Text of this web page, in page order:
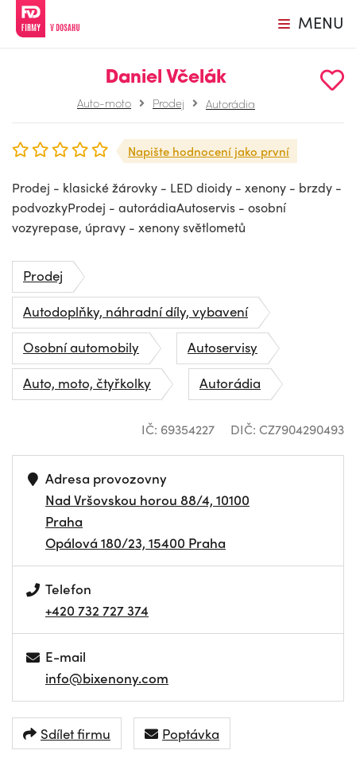
MENU
Daniel Včelák
Auto-moto Prodej Autorádia
Napište hodnocení jako první
Prodej - klasické žárovky - LED dioidy - xenony - brzdy -
podvozkyProdej - autorádiaAutoservis - osobní
vozyrepase, úpravy - xenony světlometů
Prodej
Autodoplňky, náhradní díly, vybavení
Osobní automobily
Autoservisy
Auto, moto, čtyřkolky
Autorádia
IČ: 69354227 DIČ: CZ7904290493
Adresa provozovny
Nad Vršovskou horou 88/4, 10100
Praha
Opálová 180/23, 15400 Praha
Telefon
+420 732 727 374
E-mail
info@bixenony.com
Sdílet firmu Poptávka